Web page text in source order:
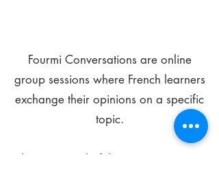
Fourmi Conversations are online
group sessions where French learners
exchange their opinions on a specific
topic.
The main goal of these meetings is to